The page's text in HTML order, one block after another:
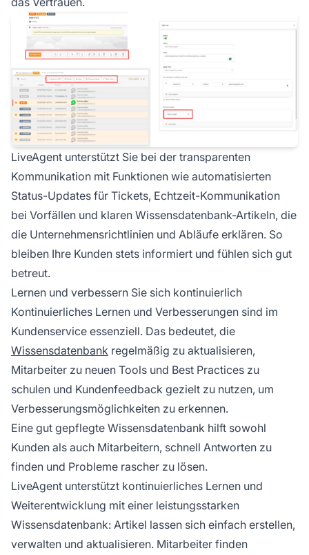
LiveAgent unterstützt Sie bei der transparenten
Kommunikation mit Funktionen wie automatisierten
Status-Updates für Tickets, Echtzeit-Kommunikation
bei Vorfällen und klaren Wissensdatenbank-Artikeln, die
die Unternehmensrichtlinien und Abläufe erklären. So
bleiben Ihre Kunden stets informiert und fühlen sich gut
betreut.
Lernen und verbessern Sie sich kontinuierlich
Kontinuierliches Lernen und Verbesserungen sind im
Kundenservice essenziell. Das bedeutet, die
Wissensdatenbank regelmäßig zu aktualisieren,
Mitarbeiter zu neuen Tools und Best Practices zu
schulen und Kundenfeedback gezielt zu nutzen, um
Verbesserungsmöglichkeiten zu erkennen.
Eine gut gepflegte Wissensdatenbank hilft sowohl
Kunden als auch Mitarbeitern, schnell Antworten zu
finden und Probleme rascher zu lösen.
LiveAgent unterstützt kontinuierliches Lernen und
Weiterentwicklung mit einer leistungsstarken
Wissensdatenbank: Artikel lassen sich einfach erstellen,
verwalten und aktualisieren. Mitarbeiter finden